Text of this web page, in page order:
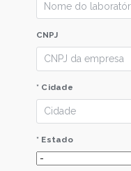
CNPJ
* Cidade
* Estado